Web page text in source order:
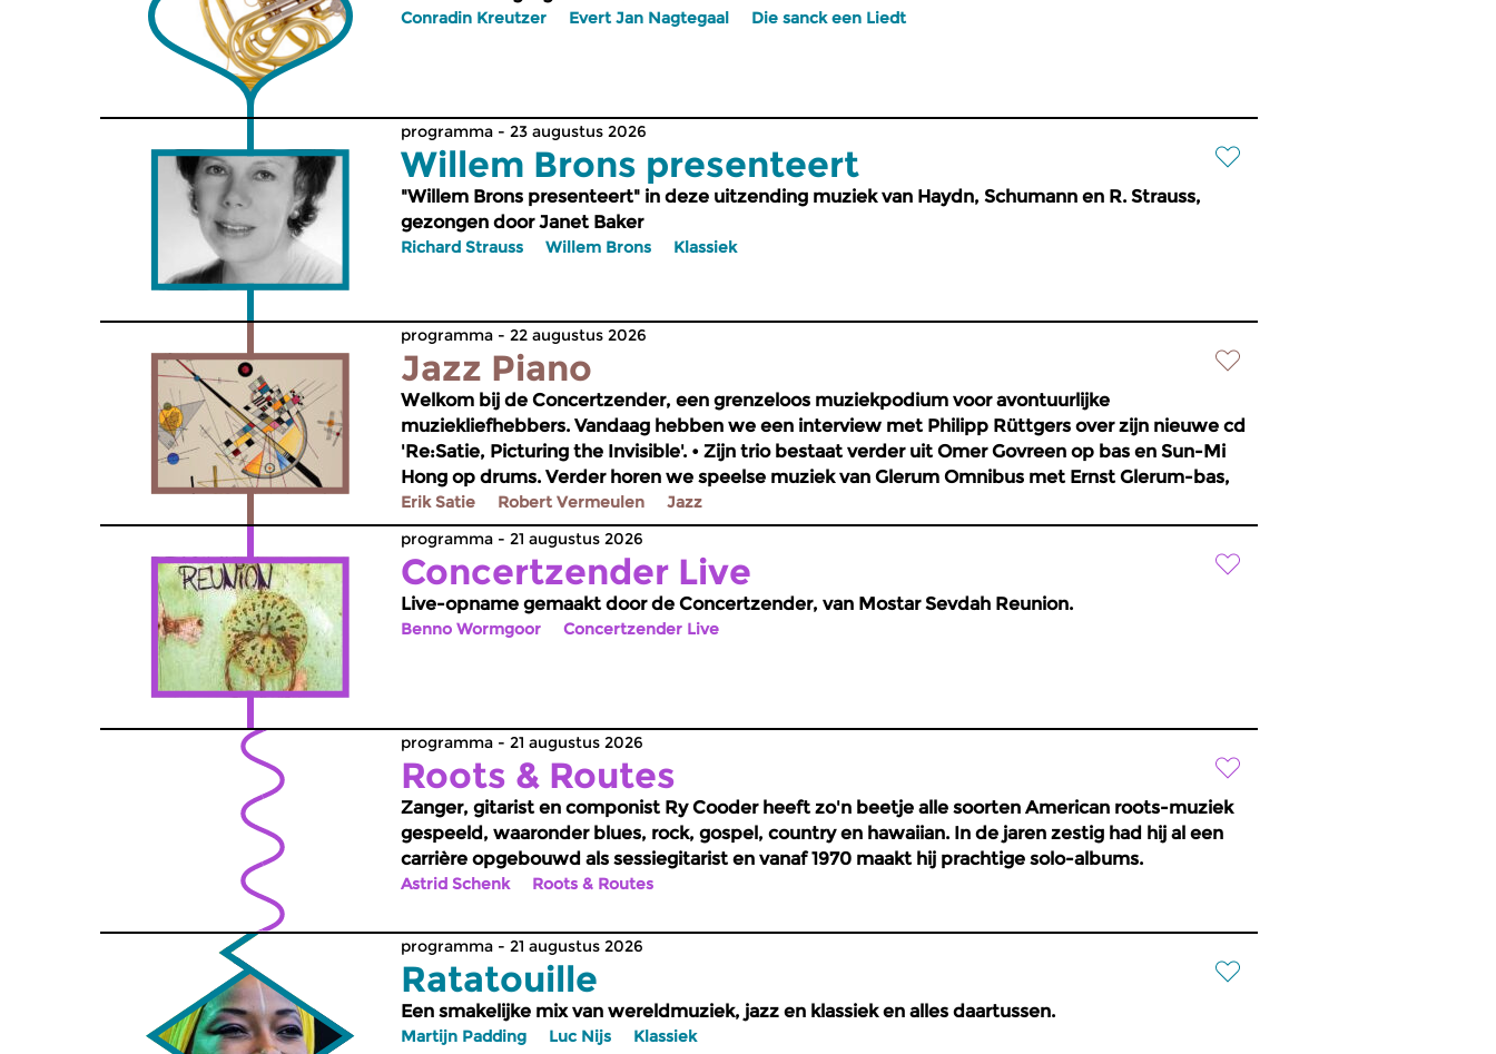
Conradin Kreutzer Evert Jan Nagtegaal Die sanck een Liedt
programma - 23 augustus 2026
Willem Brons presenteert
"Willem Brons presenteert" in deze uitzending muziek van Haydn, Schumann en R. Strauss,
gezongen door Janet Baker
Richard Strauss Willem Brons Klassiek
programma - 22 augustus 2026
Jazz Piano
Welkom bij de Concertzender, een grenzeloos muziekpodium voor avontuurlijke
muziekliefhebbers. Vandaag hebben we een interview met Philipp Rüttgers over zijn nieuwe cd
'Re:Satie, Picturing the Invisible'. • Zijn trio bestaat verder uit Omer Govreen op bas en Sun-Mi
Hong op drums. Verder horen we speelse muziek van Glerum Omnibus met Ernst Glerum-bas,
Jamie Peet-drums en Timothy Banchett-piano
Erik Satie Robert Vermeulen
Jazz
programma - 21 augustus 2026
Concertzender Live
Live-opname gemaakt door de Concertzender, van Mostar Sevdah Reunion.
Benno Wormgoor Concertzender Live
programma - 21 augustus 2026
Roots & Routes
Zanger, gitarist en componist Ry Cooder heeft zo'n beetje alle soorten American roots-muziek
gespeeld, waaronder blues, rock, gospel, country en hawaiian. In de jaren zestig had hij al een
carrière opgebouwd als sessiegitarist en vanaf 1970 maakt hij prachtige solo-albums.
Astrid Schenk Roots & Routes
programma - 21 augustus 2026
Ratatouille
Een smakelijke mix van wereldmuziek, jazz en klassiek en alles daartussen.
Martijn Padding Luc Nijs Klassiek